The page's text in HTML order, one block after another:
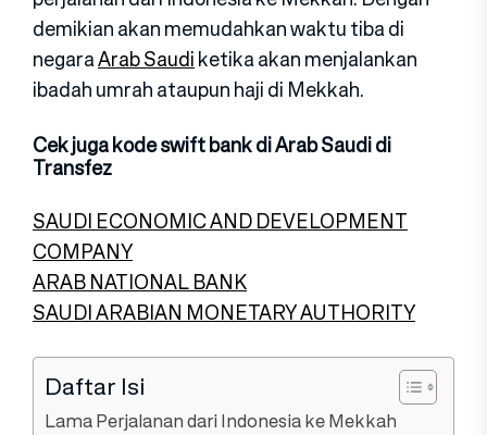
demikian akan memudahkan waktu tiba di
negaraArab Saudiketika akan menjalankan
ibadah umrah ataupun haji di Mekkah.
Cek juga kode swift bank di Arab Saudi di
Transfez
SAUDI ECONOMIC AND DEVELOPMENT
COMPANY
ARAB NATIONAL BANK
SAUDI ARABIAN MONETARY AUTHORITY
Daftar Isi
Lama Perjalanan dari Indonesia ke Mekkah